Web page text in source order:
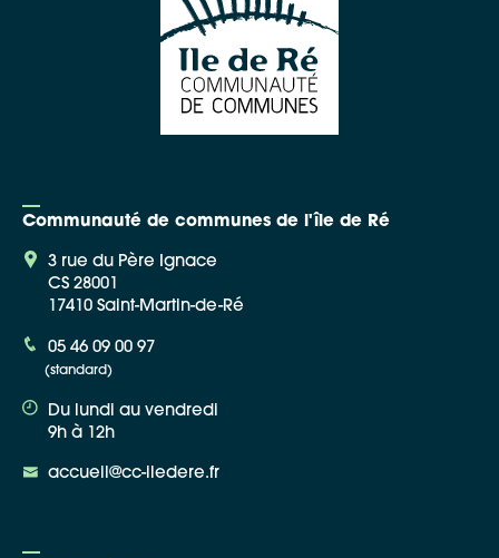
Communauté de communes de l'île de Ré
3 rue du Père Ignace
CS 28001
17410 Saint-Martin-de-Ré
05 46 09 00 97
(standard)
Du lundi au vendredi
9h à 12h
accueil@cc-iledere.fr